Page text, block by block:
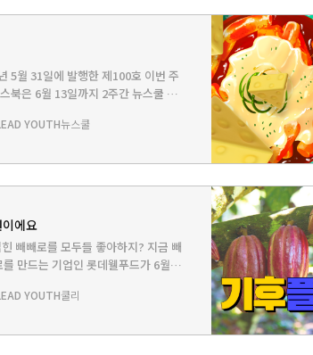
5월 31일에 발행한 제100호 이번 주
북은 6월 13일까지 2주간 뉴스쿨 회
스쿨TV - ‘좋은 음식‘인지 ‘나쁜
YOUTH뉴스쿨
에요
빼빼로를 모두들 좋아하지? 지금 빼
만드는 기업인 롯데웰푸드가 6월부
5월에 올리려고 했는데 무슨 이유
YOUTH쿨리